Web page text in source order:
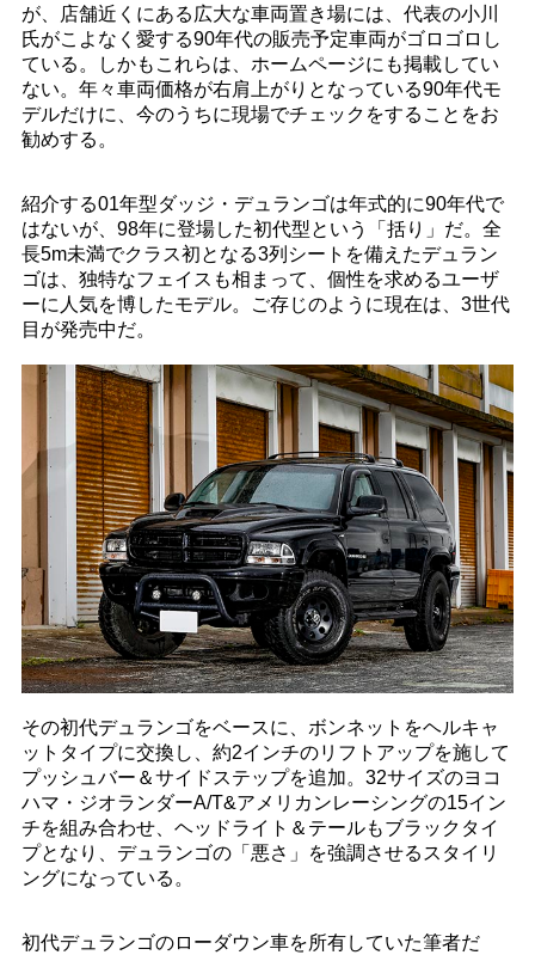
が、店舗近くにある広大な車両置き場には、代表の小川
氏がこよなく愛する90年代の販売予定車両がゴロゴロし
ている。しかもこれらは、ホームページにも掲載してい
ない。年々車両価格が右肩上がりとなっている90年代モ
デルだけに、今のうちに現場でチェックをすることをお
勧めする。
紹介する01年型ダッジ・デュランゴは年式的に90年代で
はないが、98年に登場した初代型という「括り」だ。全
長5m未満でクラス初となる3列シートを備えたデュラン
ゴは、独特なフェイスも相まって、個性を求めるユーザ
ーに人気を博したモデル。ご存じのように現在は、3世代
目が発売中だ。
その初代デュランゴをベースに、ボンネットをヘルキャ
ットタイプに交換し、約2インチのリフトアップを施して
プッシュバー＆サイドステップを追加。32サイズのヨコ
ハマ・ジオランダーA/T&アメリカンレーシングの15イン
チを組み合わせ、ヘッドライト＆テールもブラックタイ
プとなり、デュランゴの「悪さ」を強調させるスタイリ
ングになっている。
初代デュランゴのローダウン車を所有していた筆者だ